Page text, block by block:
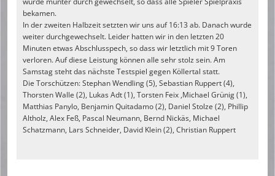
bekamen.
In der zweiten Halbzeit setzten wir uns auf 16:13 ab. Danach wurde
weiter durchgewechselt. Leider hatten wir in den letzten 20
Minuten etwas Abschlusspech, so dass wir letztlich mit 9 Toren
verloren. Auf diese Leistung können alle sehr stolz sein. Am
Samstag steht das nächste Testspiel gegen Köllertal statt.
Die Torschützen: Stephan Wendling (5), Sebastian Ruppert (4),
Thorsten Walle (2), Lukas Adt (1), Torsten Feix ,Michael Grünig (1),
Matthias Panylo, Benjamin Quitadamo (2), Daniel Stolze (2), Phillip
Altholz, Alex Feß, Pascal Neumann, Bernd Nickäs, Michael
Schatzmann, Lars Schneider, David Klein (2), Christian Ruppert